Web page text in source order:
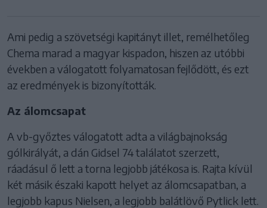
Ami pedig a szövetségi kapitányt illet, remélhetőleg
Chema marad a magyar kispadon, hiszen az utóbbi
években a válogatott folyamatosan fejlődött, és ezt
az eredmények is bizonyították.
Az álomcsapat
A vb-győztes válogatott adta a világbajnokság
gólkirályát, a dán Gidsel 74 találatot szerzett,
ráadásul ő lett a torna legjobb játékosa is. Rajta kívül
két másik északi kapott helyet az álomcsapatban, a
legjobb kapus Nielsen, a legjobb balátlövő Pytlick lett.